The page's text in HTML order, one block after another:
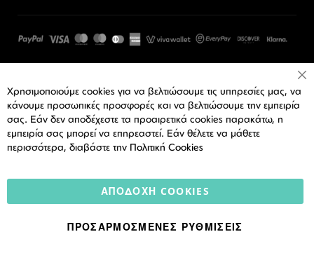
Χρησιμοποιούμε cookies για να βελτιώσουμε τις υπηρεσίες μας, να
κάνουμε προσωπικές προσφορές και να βελτιώσουμε την εμπειρία
σας. Εάν δεν αποδέχεστε τα προαιρετικά cookies παρακάτω, η
εμπειρία σας μπορεί να επηρεαστεί. Εάν θέλετε να μάθετε
περισσότερα, διαβάστε την Πολιτική Cookies
ΑΠΟΔΟΧΉ COOKIES
ΠΡΟΣΑΡΜΟΣΜΈΝΕΣ ΡΥΘΜΊΣΕΙΣ